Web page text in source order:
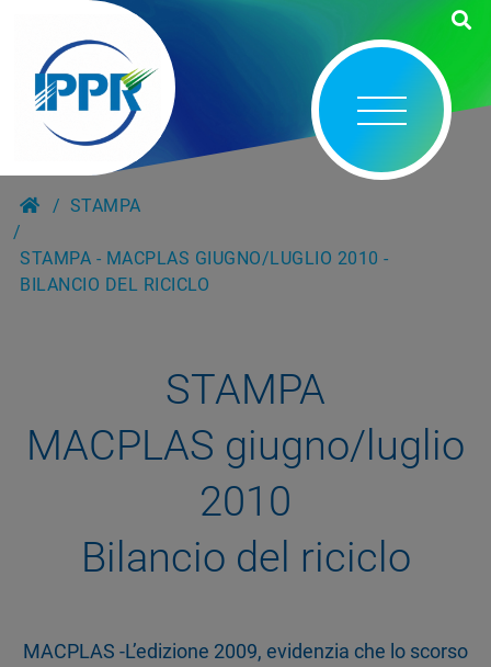
STAMPA
STAMPA - MACPLAS GIUGNO/LUGLIO 2010 -
BILANCIO DEL RICICLO
STAMPA
MACPLAS giugno/luglio
2010
Bilancio del riciclo
MACPLAS -L’edizione 2009, evidenzia che lo scorso